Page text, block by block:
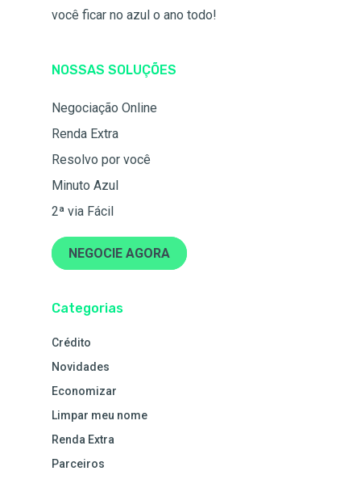
você ficar no azul o ano todo!
NOSSAS SOLUÇÕES
Negociação Online
Renda Extra
Resolvo por você
Minuto Azul
2ª via Fácil
NEGOCIE AGORA
Categorias
Crédito
Novidades
Economizar
Limpar meu nome
Renda Extra
Parceiros